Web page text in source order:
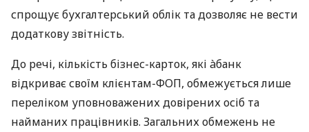
спрощує бухгалтерський облік та дозволяє не вести
додаткову звітність.
До речі, кількість бізнес-карток, які àбанк
відкриває своїм клієнтам-ФОП, обмежується лише
переліком уповноважених довірених осіб та
найманих працівників. Загальних обмежень не